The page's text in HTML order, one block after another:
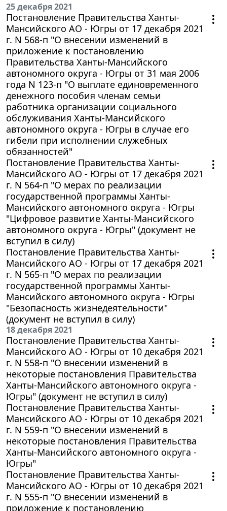
25 декабря 2021
Постановление Правительства Ханты-
Мансийского АО - Югры от 17 декабря 2021
г. N 568-п "О внесении изменений в
приложение к постановлению
Правительства Ханты-Мансийского
автономного округа - Югры от 31 мая 2006
года N 123-п "О выплате единовременного
денежного пособия членам семьи
работника организации социального
обслуживания Ханты-Мансийского
автономного округа - Югры в случае его
гибели при исполнении служебных
обязанностей"
Постановление Правительства Ханты-
Мансийского АО - Югры от 17 декабря 2021
г. N 564-п "О мерах по реализации
государственной программы Ханты-
Мансийского автономного округа - Югры
"Цифровое развитие Ханты-Мансийского
автономного округа - Югры" (документ не
вступил в силу)
Постановление Правительства Ханты-
Мансийского АО - Югры от 17 декабря 2021
г. N 565-п "О мерах по реализации
государственной программы Ханты-
Мансийского автономного округа - Югры
"Безопасность жизнедеятельности"
(документ не вступил в силу)
18 декабря 2021
Постановление Правительства Ханты-
Мансийского АО - Югры от 10 декабря 2021
г. N 558-п "О внесении изменений в
некоторые постановления Правительства
Ханты-Мансийского автономного округа -
Югры" (документ не вступил в силу)
Постановление Правительства Ханты-
Мансийского АО - Югры от 10 декабря 2021
г. N 559-п "О внесении изменений в
некоторые постановления Правительства
Ханты-Мансийского автономного округа -
Югры"
Постановление Правительства Ханты-
Мансийского АО - Югры от 10 декабря 2021
г. N 555-п "О внесении изменений в
приложение к постановлению